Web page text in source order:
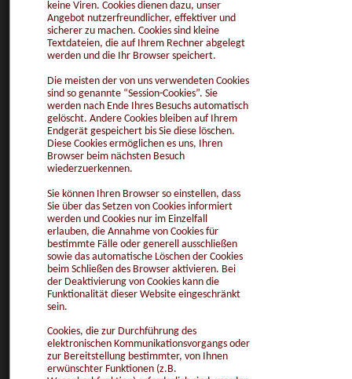
keine Viren. Cookies dienen dazu, unser
Angebot nutzerfreundlicher, effektiver und
sicherer zu machen. Cookies sind kleine
Textdateien, die auf Ihrem Rechner abgelegt
werden und die Ihr Browser speichert.
Die meisten der von uns verwendeten Cookies
sind so genannte “Session-Cookies”. Sie
werden nach Ende Ihres Besuchs automatisch
gelöscht. Andere Cookies bleiben auf Ihrem
Endgerät gespeichert bis Sie diese löschen.
Diese Cookies ermöglichen es uns, Ihren
Browser beim nächsten Besuch
wiederzuerkennen.
Sie können Ihren Browser so einstellen, dass
Sie über das Setzen von Cookies informiert
werden und Cookies nur im Einzelfall
erlauben, die Annahme von Cookies für
bestimmte Fälle oder generell ausschließen
sowie das automatische Löschen der Cookies
beim Schließen des Browser aktivieren. Bei
der Deaktivierung von Cookies kann die
Funktionalität dieser Website eingeschränkt
sein.
Cookies, die zur Durchführung des
elektronischen Kommunikationsvorgangs oder
zur Bereitstellung bestimmter, von Ihnen
erwünschter Funktionen (z.B.